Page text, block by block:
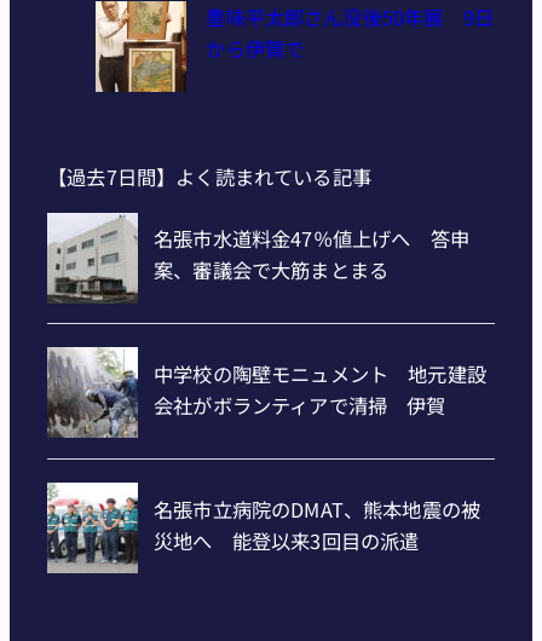
豊味平太郎さん没後50年展 9日
から伊賀で
【過去7日間】よく読まれている記事